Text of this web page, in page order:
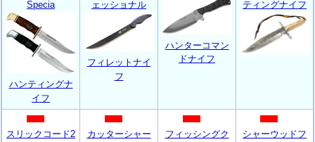
Specia
ハンティングナ
イフ
ェッショナル
フィレットナイ
フ
ハンターコマン
ドナイフ
ティングナイフ
スリックコード2
カッターシャー
フィッシングク
シャーウッドフ